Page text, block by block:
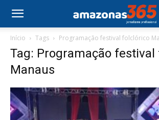
Início Tags Programação festival folclórico
Tag: Programação
Manaus